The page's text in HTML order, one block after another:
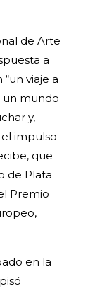
de Arte
a
viaje a
un mundo
y,
impulso
que
de Plata
Premio
en la